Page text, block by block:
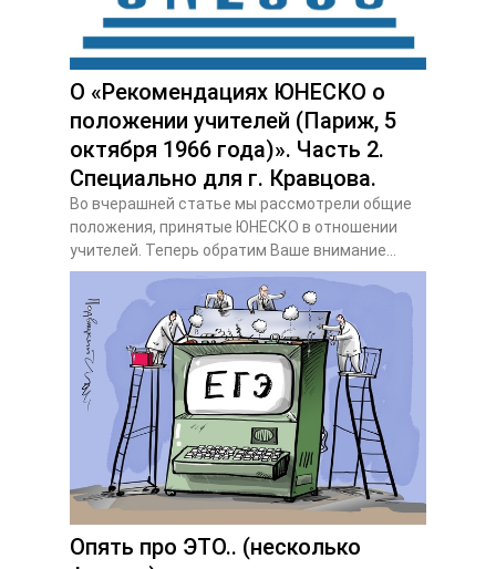
О «Рекомендациях ЮНЕСКО о
положении учителей (Париж, 5
октября 1966 года)». Часть 2.
Специально для г. Кравцова.
Во вчерашней статье мы рассмотрели общие
положения, принятые ЮНЕСКО в отношении
учителей. Теперь обратим Ваше внимание...
Опять про ЭТО.. (несколько